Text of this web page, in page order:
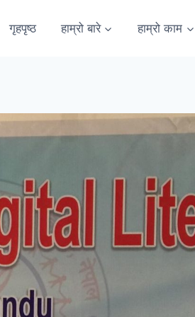
गृहपृष्ठ हाम्रो बारे हाम्रो काम